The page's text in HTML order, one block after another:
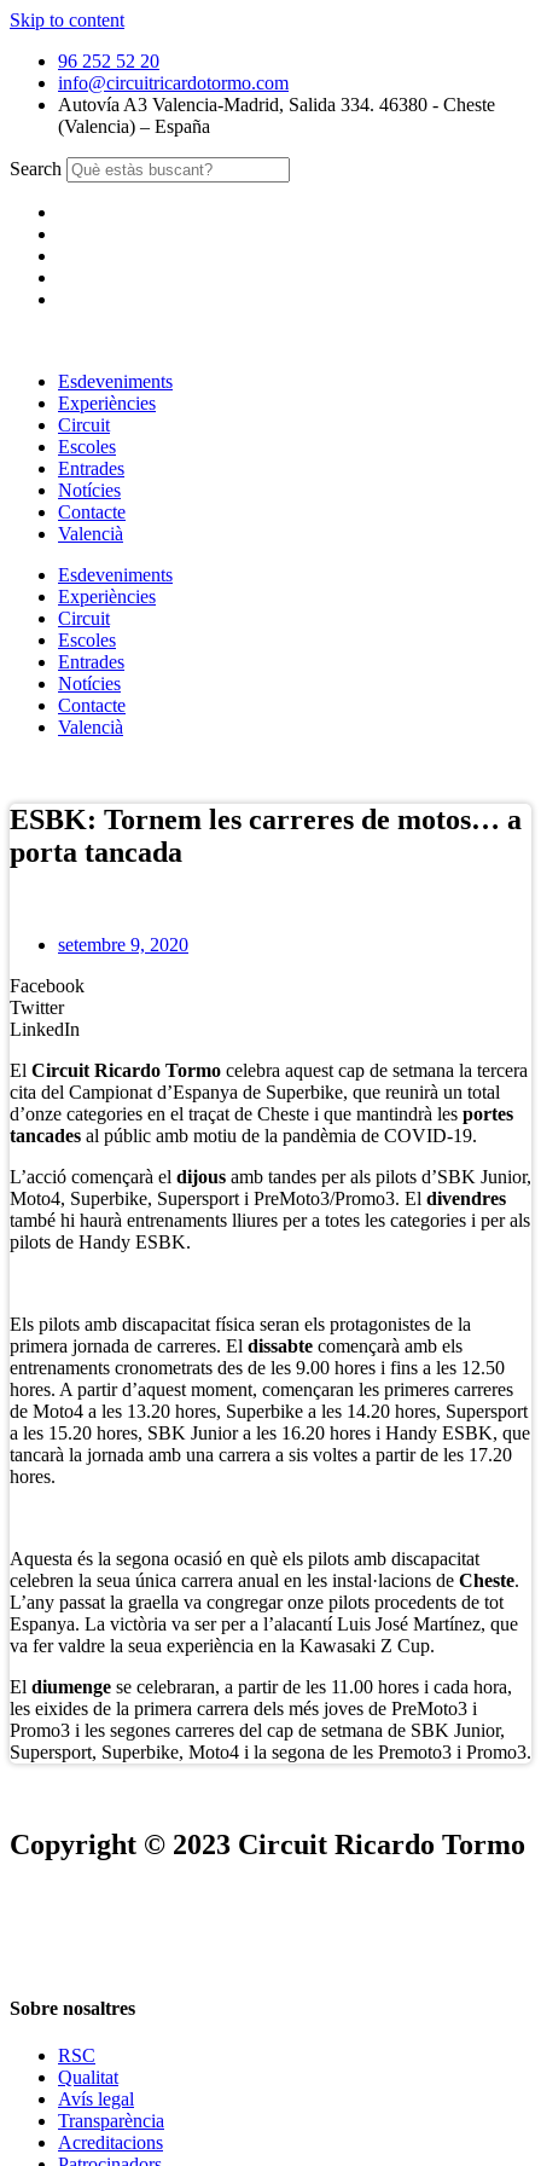
Skip to content
96 252 52 20
info@circuitricardotormo.com
Autovía A3 Valencia-Madrid, Salida 334. 46380 - Cheste
(Valencia) – España
Search
Esdeveniments
Experiències
Circuit
Escoles
Entrades
Notícies
Contacte
Valencià
Esdeveniments
Experiències
Circuit
Escoles
Entrades
Notícies
Contacte
Valencià
ESBK: Tornem les carreres de motos… a
porta tancada
setembre 9, 2020
Facebook
Twitter
LinkedIn
El Circuit Ricardo Tormo celebra aquest cap de setmana la tercera
cita del Campionat d’Espanya de Superbike, que reunirà un total
d’onze categories en el traçat de Cheste i que mantindrà les portes
tancades al públic amb motiu de la pandèmia de COVID-19.
L’acció començarà el dijous amb tandes per als pilots d’SBK Junior,
Moto4, Superbike, Supersport i PreMoto3/Promo3. El divendres
també hi haurà entrenaments lliures per a totes les categories i per als
pilots de Handy ESBK.
Els pilots amb discapacitat física seran els protagonistes de la
primera jornada de carreres. El dissabte començarà amb els
entrenaments cronometrats des de les 9.00 hores i fins a les 12.50
hores. A partir d’aquest moment, començaran les primeres carreres
de Moto4 a les 13.20 hores, Superbike a les 14.20 hores, Supersport
a les 15.20 hores, SBK Junior a les 16.20 hores i Handy ESBK, que
tancarà la jornada amb una carrera a sis voltes a partir de les 17.20
hores.
Aquesta és la segona ocasió en què els pilots amb discapacitat
celebren la seua única carrera anual en les instal·lacions de Cheste.
L’any passat la graella va congregar onze pilots procedents de tot
Espanya. La victòria va ser per a l’alacantí Luis José Martínez, que
va fer valdre la seua experiència en la Kawasaki Z Cup.
El diumenge se celebraran, a partir de les 11.00 hores i cada hora,
les eixides de la primera carrera dels més joves de PreMoto3 i
Promo3 i les segones carreres del cap de setmana de SBK Junior,
Supersport, Superbike, Moto4 i la segona de les Premoto3 i Promo3.
Copyright © 2023 Circuit Ricardo Tormo
Sobre nosaltres
RSC
Qualitat
Avís legal
Transparència
Acreditacions